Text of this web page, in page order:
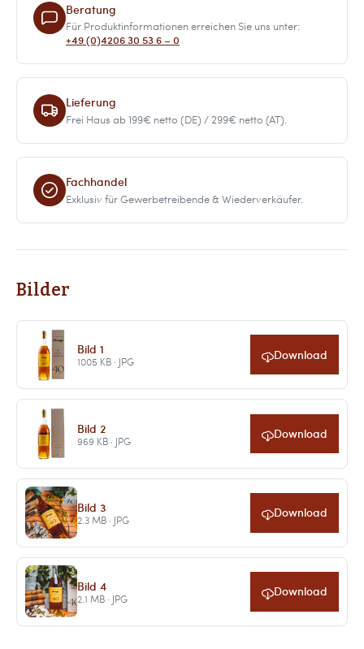
Beratung
Für Produktinformationen erreichen Sie uns unter:
+49 (0)4206 30 53 6 – 0
Lieferung
Frei Haus ab 199€ netto (DE) / 299€ netto (AT).
Fachhandel
Exklusiv für Gewerbetreibende & Wiederverkäufer.
Bilder
Bild 1
1005 KB · JPG Download
Bild 2
969 KB · JPG Download
Bild 3
2.3 MB · JPG Download
Bild 4
2.1 MB · JPG Download